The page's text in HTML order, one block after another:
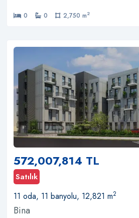
0 0 2,750 m2
572,007,814 TL
Satılık
11 oda, 11 banyolu, 12,821 m2
Bina